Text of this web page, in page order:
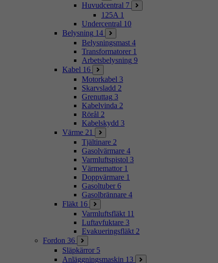
Huvudcentral 7
125A 1
Undercentral 10
Belysning 14
Belysningsmast 4
Transformatorer 1
Arbetsbelysning 9
Kabel 16
Motorkabel 3
Skarvsladd 2
Grenuttag 3
Kabelvinda 2
Rörål 2
Kabelskydd 3
Värme 21
Tjältinare 2
Gasolvärmare 4
Varmluftspistol 3
Värmemattor 1
Doppvärmare 1
Gasoltuber 6
Gasolbrännare 4
Fläkt 16
Varmluftsfläkt 11
Luftavfuktare 3
Evakueringsfläkt 2
Fordon 36
Släpkärror 5
Anläggningsmaskin 13